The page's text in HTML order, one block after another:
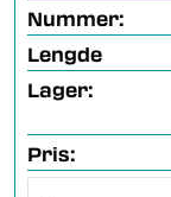
Nummer:
Lengde
Lager:
Pris: